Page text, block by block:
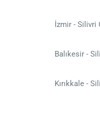
İzmir - Silivri
Balıkesir -
Kırıkkale -